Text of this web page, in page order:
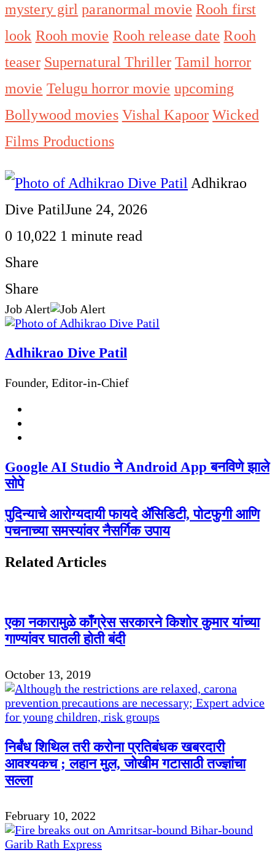
mystery girl paranormal movie Rooh first
look Rooh movie Rooh release date Rooh
teaser Supernatural Thriller Tamil horror
movie Telugu horror movie upcoming
Bollywood movies Vishal Kapoor Wicked
Films Productions
Adhikrao
Dive PatilJune 24, 2026
0 10,022 1 minute read
Share
Facebook
Twitter
LinkedIn
Pinterest
WhatsApp
Telegram
Share
via
Print
Share
Facebook
Twitter
LinkedIn
Pinterest
Messenger
Messenger
WhatsApp
Telegram
Share
Print
Job Alert
Adhikrao Dive Patil
Founder, Editor-in-Chief
Google AI Studio ने Android App बनविणे झाले
सोपे
पुदिन्याचे आरोग्यदायी फायदे ॲसिडिटी, पोटफुगी आणि
पचनाच्या समस्यांवर नैसर्गिक उपाय
Related Articles
एका नकारामुळे काँग्रेस सरकारने किशोर कुमार यांच्या
गाण्यांवर घातली होती बंदी
October 13, 2019
निर्बंध शिथिल तरी करोना प्रतिबंधक खबरदारी
आवश्यकच ; लहान मुल, जोखीम गटासाठी तज्ज्ञांचा
सल्ला
February 10, 2022